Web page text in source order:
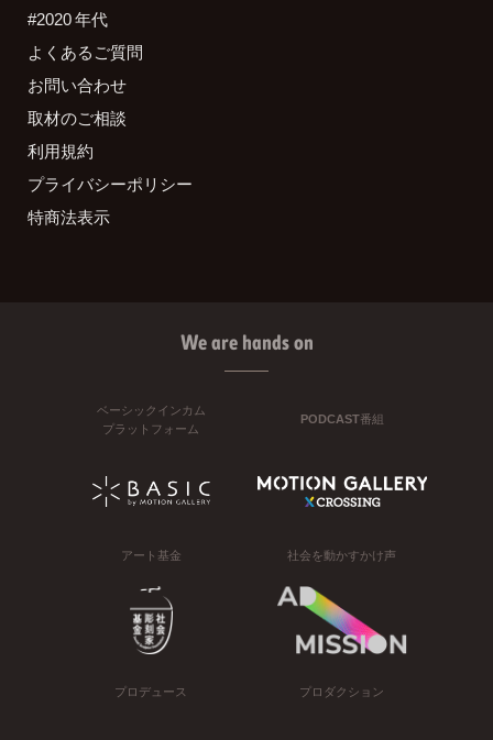
#2020 年代
よくあるご質問
お問い合わせ
取材のご相談
利用規約
プライバシーポリシー
特商法表示
We are hands on
ベーシックインカム
プラットフォーム
PODCAST番組
アート基金 社会を動かすかけ声
プロデュース プロダクション